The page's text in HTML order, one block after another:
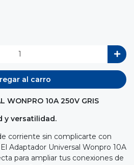
al carro
WONPRO 10A 250V GRIS
y versatilidad.
corriente sin complicarte con
Adaptador Universal Wonpro 10A
para ampliar tus conexiones de